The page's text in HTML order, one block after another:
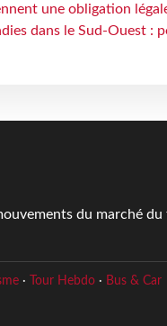
une obligation
dans le Sud-Ouest :
du marché
· Tour Hebdo· Bus & Car